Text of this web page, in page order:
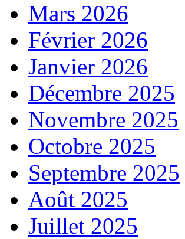
Mars 2026
Février 2026
Janvier 2026
Décembre 2025
Novembre 2025
Octobre 2025
Septembre 2025
Août 2025
Juillet 2025